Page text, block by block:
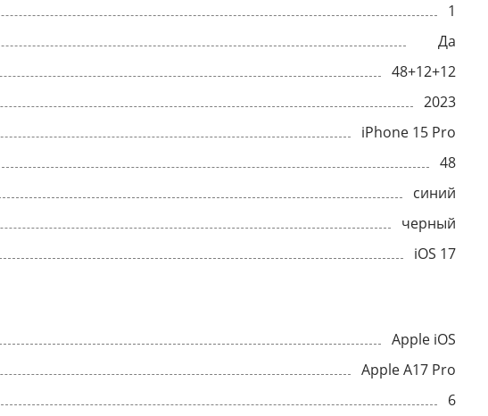
1
Да
48+12+12
2023
iPhone 15 Pro
48
синий
черный
iOS 17
Apple iOS
Apple A17 Pro
6